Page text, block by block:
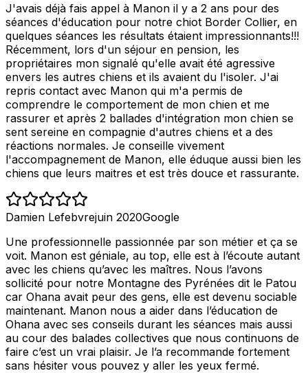
J'avais déjà fais appel à Manon il y a 2 ans pour des
séances d'éducation pour notre chiot Border Collier, en
quelques séances les résultats étaient impressionnants!!!
Récemment, lors d'un séjour en pension, les
propriétaires mon signalé qu'elle avait été agressive
envers les autres chiens et ils avaient du l'isoler. J'ai
repris contact avec Manon qui m'a permis de
comprendre le comportement de mon chien et me
rassurer et après 2 ballades d'intégration mon chien se
sent sereine en compagnie d'autres chiens et a des
réactions normales. Je conseille vivement
l'accompagnement de Manon, elle éduque aussi bien les
chiens que leurs maitres et est très douce et rassurante.
Damien Lefebvrejuin 2020Google
Une professionnelle passionnée par son métier et ça se
voit. Manon est géniale, au top, elle est à l’écoute autant
avec les chiens qu’avec les maîtres. Nous l’avons
sollicité pour notre Montagne des Pyrénées dit le Patou
car Ohana avait peur des gens, elle est devenu sociable
maintenant. Manon nous a aider dans l’éducation de
Ohana avec ses conseils durant les séances mais aussi
au cour des balades collectives que nous continuons de
faire c’est un vrai plaisir. Je l’a recommande fortement
sans hésiter vous pouvez y aller les yeux fermé.